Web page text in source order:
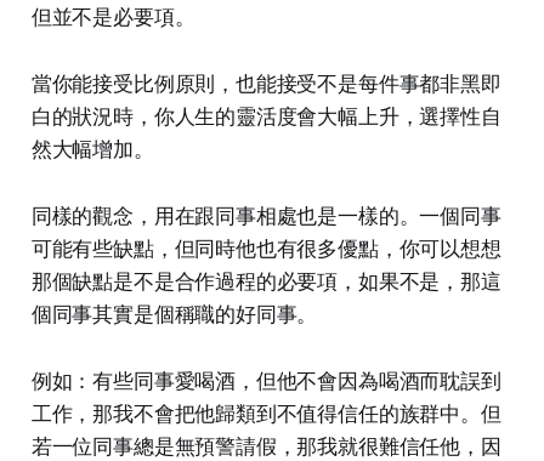
但並不是必要項。
當你能接受比例原則，也能接受不是每件事都非黑即
白的狀況時，你人生的靈活度會大幅上升，選擇性自
然大幅增加。
同樣的觀念，用在跟同事相處也是一樣的。一個同事
可能有些缺點，但同時他也有很多優點，你可以想想
那個缺點是不是合作過程的必要項，如果不是，那這
個同事其實是個稱職的好同事。
例如：有些同事愛喝酒，但他不會因為喝酒而耽誤到
工作，那我不會把他歸類到不值得信任的族群中。但
若一位同事總是無預警請假，那我就很難信任他，因